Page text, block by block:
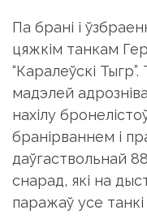
Па брані і
цяжкім танкам
“Каралеўскі
мадэлей
нахілу
бранірваннем і
даўгаствольнай
снарад, які на
паражаў усе